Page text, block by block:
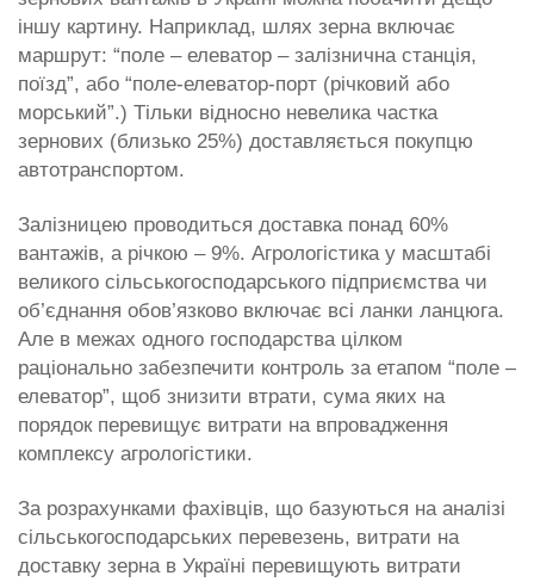
іншу картину. Наприклад, шлях зерна включає
маршрут: “поле – елеватор – залізнична станція,
поїзд”, або “поле-елеватор-порт (річковий або
морський”.) Тільки відносно невелика частка
зернових (близько 25%) доставляється покупцю
автотранспортом.
Залізницею проводиться доставка понад 60%
вантажів, а річкою – 9%. Агрологістика у масштабі
великого сільськогосподарського підприємства чи
об’єднання обов’язково включає всі ланки ланцюга.
Але в межах одного господарства цілком
раціонально забезпечити контроль за етапом “поле –
елеватор”, щоб знизити втрати, сума яких на
порядок перевищує витрати на впровадження
комплексу агрологістики.
За розрахунками фахівців, що базуються на аналізі
сільськогосподарських перевезень, витрати на
доставку зерна в Україні перевищують витрати